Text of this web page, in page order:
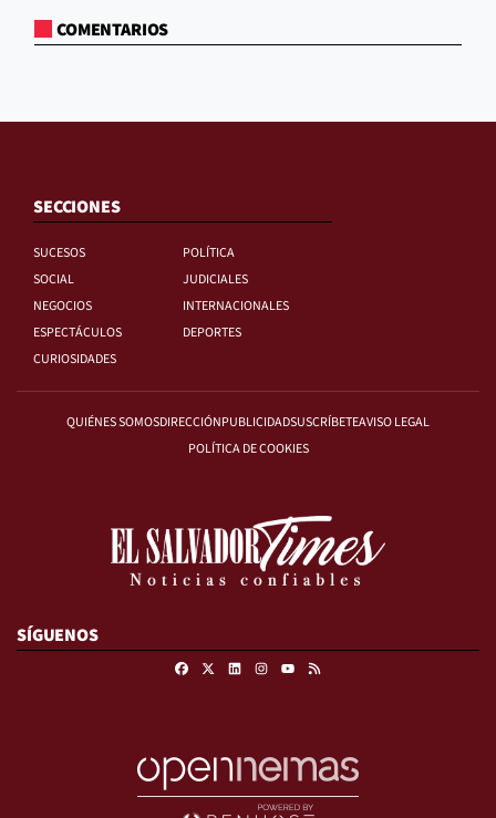
COMENTARIOS
SECCIONES
SUCESOS
POLÍTICA
SOCIAL
JUDICIALES
NEGOCIOS
INTERNACIONALES
ESPECTÁCULOS
DEPORTES
CURIOSIDADES
QUIÉNES SOMOSDIRECCIÓNPUBLICIDADSUSCRÍBETEAVISO LEGAL
POLÍTICA DE COOKIES
SÍGUENOS
FacebookLinkedinInstagram